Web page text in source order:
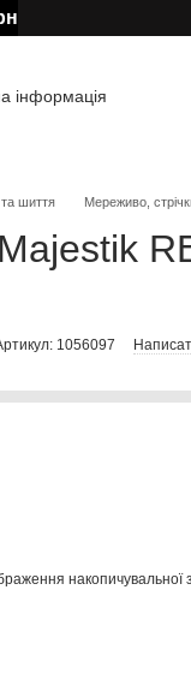
інформація
шиття Мереживо,
Majestik
1056097
накопичувальної